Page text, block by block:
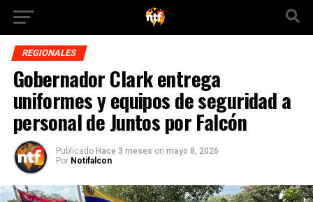
REGIONALES
Gobernador Clark entrega
uniformes y equipos de seguridad a
personal de Juntos por Falcón
Publicado Hace 3 meses on mayo 8, 2026
Por Notifalcon